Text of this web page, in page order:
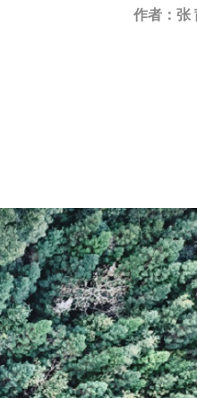
作者：张